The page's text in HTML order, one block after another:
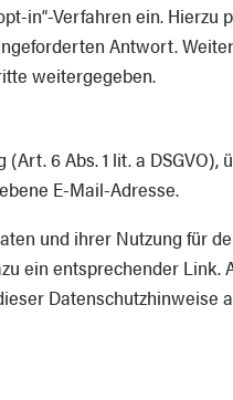
in“-Verfahren ein.
Antwort.
weitergegeben.
6 Abs. 1 lit. a
E-Mail-Adresse.
und ihrer Nutzung für
ein entsprechender